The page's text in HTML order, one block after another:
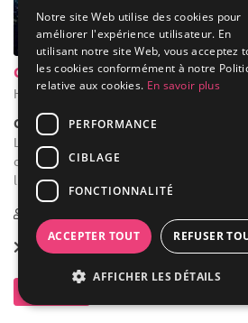
... 43 km
Château d'Avin
Hannut - Liège (WLG)
Château
Location de salle : « Avin, douceur de
ces termes que Philippe Farcy aborde
livre d'art « Châteaux et Manoirs de
Location dès
Notre site Web utilise des cookies pour
améliorer l'expérience utilisateur. En
utilisant notre site Web, vous acceptez
les cookies conformément à notre
relative aux cookies. En savoir plus
PERFORMANCE
CIBLAGE
FONCTIONNALITÉ
ACCEPTER TOUT REFUSER
AFFICHER LES DÉTAILS